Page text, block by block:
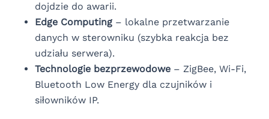
dojdzie do awarii.
Edge Computing– lokalne przetwarzanie
danych w sterowniku (szybka reakcja bez
udziału serwera).
Technologie bezprzewodowe – ZigBee, Wi-Fi,
Bluetooth Low Energy dla czujników i
siłowników IP.